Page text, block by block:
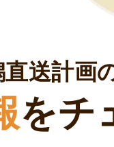
直送計画
をチ